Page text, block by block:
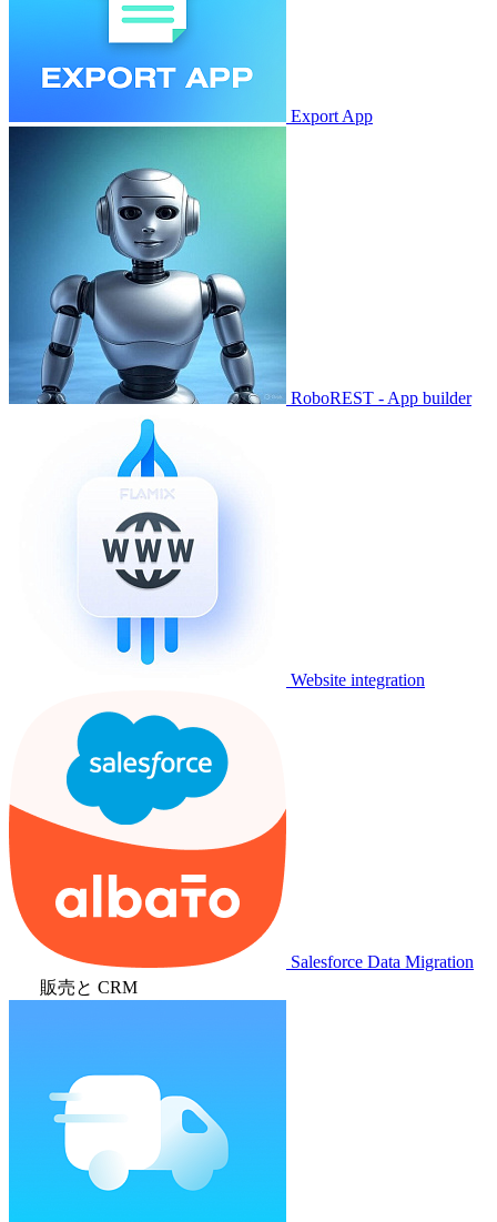
Export App
RoboREST - App builder
Website integration
Salesforce Data Migration
販売と CRM